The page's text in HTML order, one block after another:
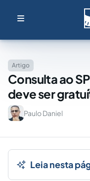
Artigo
Consulta ao
deve ser
Paulo Daniel
Leia nesta